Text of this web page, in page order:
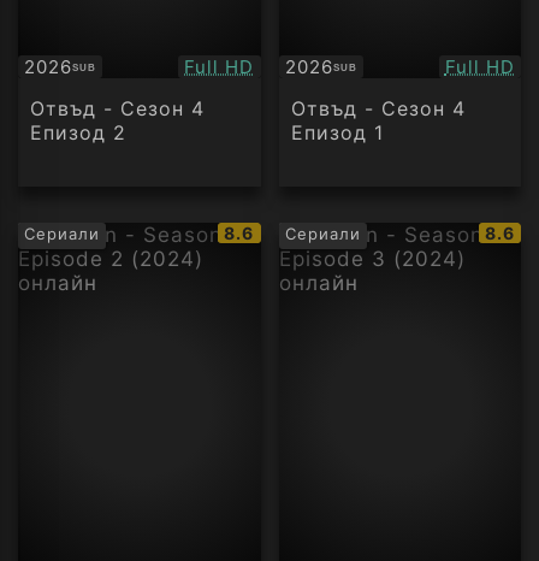
2026SUB
Субтитри Качество:
Full HD
Отвъд - Сезон 4
Епизод 2
2026SUB
Субтитри Full HD
Отвъд - Сезон 4
Епизод 1
Сериали
IMDb
рейтинг:
8.6 Сериали
IMDb
8.6